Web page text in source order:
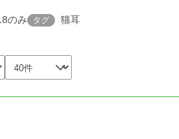
のみ タグ 猫耳